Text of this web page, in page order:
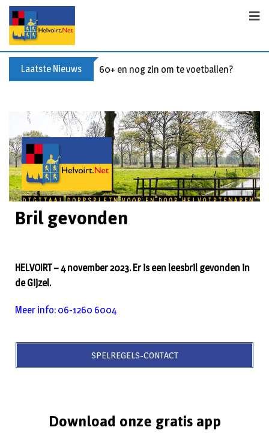
Laatste Nieuws 60+ en nog zin om te voetballen? Kom
Bril gevonden
HELVOIRT – 4 november 2023. Er is een leesbril gevonden in
de Gijzel.
Meer info: 06-1260 6004
SPELREGELS-CONTACT
Download onze gratis app